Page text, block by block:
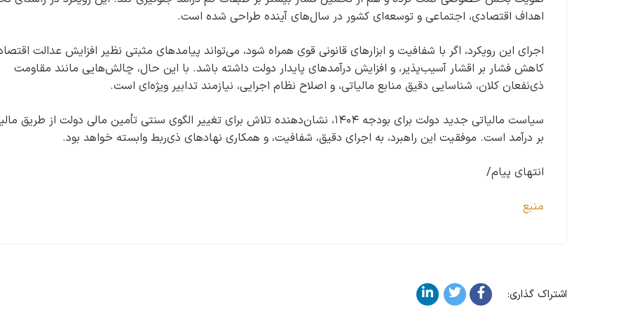
اهداف اقتصادی، اجتماعی و توسعه‌ای کشور در سال‌های آینده طراحی شده است.
اجرای این رویکرد، اگر با شفافیت و ابزارهای قانونی قوی همراه شود، می‌تواند پیامدهای مثبتی نظیر افزایش عدالت
کاهش فشار بر اقشار آسیب‌پذیر، و افزایش درآمدهای پایدار دولت داشته باشد. با این حال، چالش‌هایی مانند مقاومت
ذی‌نفعان کلان، شناسایی دقیق منابع مالیاتی، و اصلاح نظام اجرایی، نیازمند تدابیر ویژه‌ای است.
سیاست مالیاتی جدید دولت برای بودجه ۱۴۰۴، نشان‌دهنده تلاش برای تغییر الگوی سنتی تأمین مالی دولت از طریق
بر درآمد است. موفقیت این راهبرد، به اجرای دقیق، شفافیت، و همکاری نهادهای ذی‌ربط وابسته خواهد بود.
انتهای پیام/
منبع
اشتراک گذاری: